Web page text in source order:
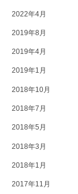
2022年4月
2019年8月
2019年4月
2019年1月
2018年10月
2018年7月
2018年5月
2018年3月
2018年1月
2017年11月